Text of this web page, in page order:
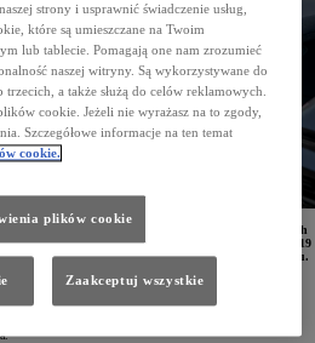
wzrosła sprzedaż sprawdzonych samochodów używanych
Pewne Auto. Przez sześć miesięcy klienci kupili 18 119
wzrost w stosunku do analogicznego okresu w 2023 roku.
używane samochody o udokumentowanej historii oraz
pojazdy marki Toyota oraz innych marek, które
samochody objęte są gwarancją na rok, a klienci mają
strony i usprawnić świadczenie usług,
które są umieszczane na Twoim
lub tablecie. Pomagają one nam zrozumieć
naszej witryny. Są wykorzystywane do
trzecich, a także służą do celów reklamowych.
cookie. Jeżeli nie wyrażasz na to zgody,
Szczegółowe informacje na ten temat
cookie.
plików cookie
Zaakceptuj wszystkie